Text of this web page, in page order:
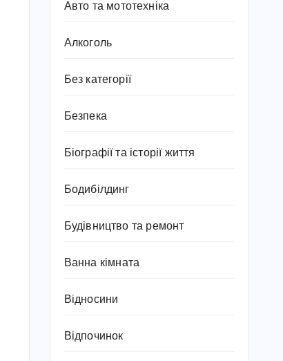
Авто та мототехніка
Алкоголь
Без категорії
Безпека
Біографії та історії життя
Бодибілдинг
Будівництво та ремонт
Ванна кімната
Відносини
Відпочинок